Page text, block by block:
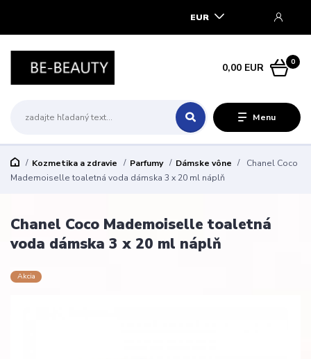
Menu
EUR
0
0,00 EUR
Kozmetika a zdravie Parfumy Dámske vône
Chanel Coco
Mademoiselle toaletná voda dámska 3 x 20 ml náplň
Chanel Coco Mademoiselle toaletná
voda dámska 3 x 20 ml náplň
Akcia